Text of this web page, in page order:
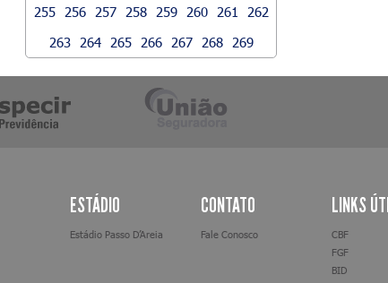
255
256 257 258 259 260 261
262
263
264 265 266 267 268 269
ESTÁDIO
Estádio Passo D’Areia
CONTATO
Fale Conosco
LINKS
CBF
FGF
BID